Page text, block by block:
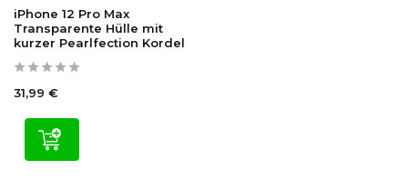
iPhone 12 Pro Max
Transparente Hülle mit
kurzer Pearlfection Kordel
31,99 €